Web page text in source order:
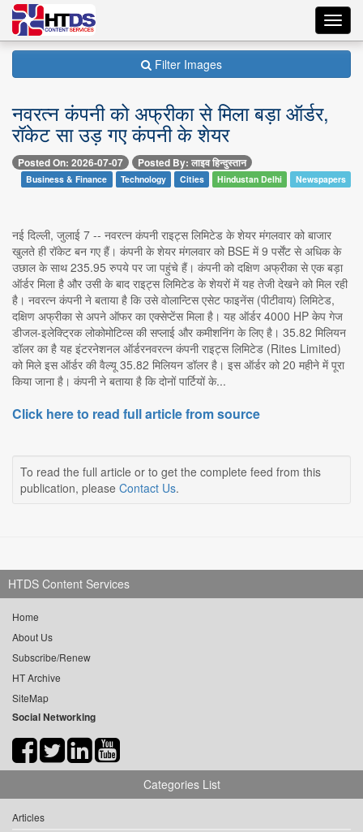
Filter Images
नवरत्न कंपनी को अफ्रीका से मिला बड़ा ऑर्डर,
रॉकेट सा उड़ गए कंपनी के शेयर
Posted On: 2026-07-07 Posted By: लाइव हिन्दुस्तान
Business & Finance Technology Cities Hindustan Delhi Newspapers
नई दिल्ली, जुलाई 7 -- नवरत्न कंपनी राइट्स लिमिटेड के शेयर मंगलवार को बाजार
खुलते ही रॉकेट बन गए हैं। कंपनी के शेयर मंगलवार को BSE में 9 पर्सेंट से अधिक के
उछाल के साथ 235.95 रुपये पर जा पहुंचे हैं। कंपनी को दक्षिण अफ्रीका से एक बड़ा
ऑर्डर मिला है और उसी के बाद राइट्स लिमिटेड के शेयरों में यह तेजी देखने को मिल रही
है। नवरत्न कंपनी ने बताया है कि उसे वोलान्टिस एसेट फाइनेंस (पीटीवाय) लिमिटेड,
दक्षिण अफ्रीका से अपने ऑफर का एक्सेप्टेंस मिला है। यह ऑर्डर 4000 HP केप गेज
डीजल-इलेक्ट्रिक लोकोमोटिव्स की सप्लाई और कमीशनिंग के लिए है। 35.82 मिलियन
डॉलर का है यह इंटरनेशनल ऑर्डरनवरत्न कंपनी राइट्स लिमिटेड (Rites Limited)
को मिले इस ऑर्डर की वैल्यू 35.82 मिलियन डॉलर है। इस ऑर्डर को 20 महीने में पूरा
किया जाना है। कंपनी ने बताया है कि दोनों पार्टियों के...
Click here to read full article from source
To read the full article or to get the complete feed from this
publication, please Contact Us.
HTDS Content Services
Home
About Us
Subscribe/Renew
HT Archive
SiteMap
Social Networking
Categories List
Articles